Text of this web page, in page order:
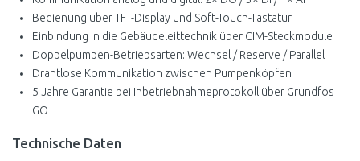
Bedienung über TFT-Display und Soft-Touch-Tastatur
Einbindung in die Gebäudeleittechnik über CIM-Steckmodule
Doppelpumpen-Betriebsarten: Wechsel / Reserve / Parallel
Drahtlose Kommunikation zwischen Pumpenköpfen
5 Jahre Garantie bei Inbetriebnahmeprotokoll über Grundfos
GO
Technische Daten